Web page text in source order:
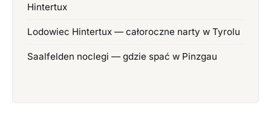
Hintertux
Lodowiec Hintertux — całoroczne narty w Tyrolu
Saalfelden noclegi — gdzie spać w Pinzgau